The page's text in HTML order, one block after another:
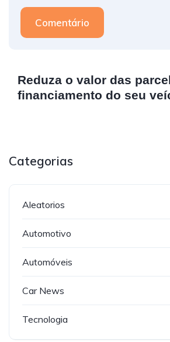
Comentário
Reduza o valor das
financiamento do seu
Categorias
Aleatorios
Automotivo
Automóveis
Car News
Tecnologia